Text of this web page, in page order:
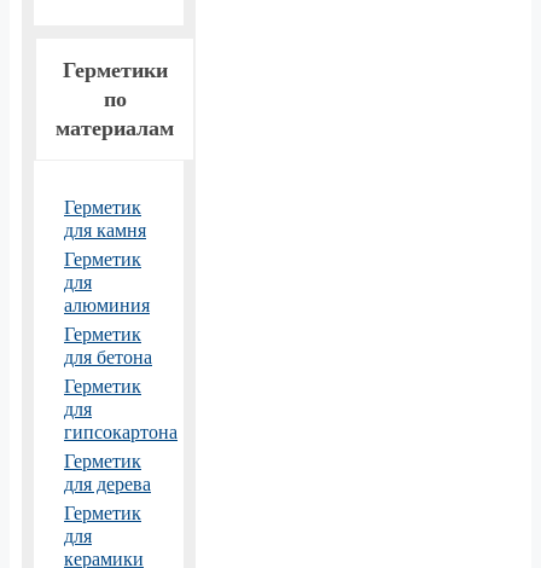
Герметики
по
материалам
Герметик
для камня
Герметик
для
алюминия
Герметик
для бетона
Герметик
для
гипсокартона
Герметик
для дерева
Герметик
для
керамики